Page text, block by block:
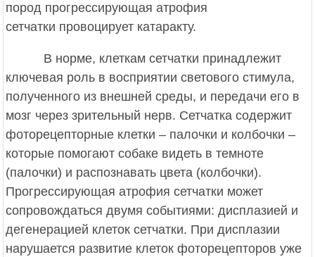
пород прогрессирующая атрофия
сетчатки провоцирует катаракту.
В норме, клеткам сетчатки принадлежит
ключевая роль в восприятии светового стимула,
полученного из внешней среды, и передачи его в
мозг через зрительный нерв. Сетчатка содержит
фоторецепторные клетки – палочки и колбочки –
которые помогают собаке видеть в темноте
(палочки) и распознавать цвета (колбочки).
Прогрессирующая атрофия сетчатки может
сопровождаться двумя событиями: дисплазией и
дегенерацией клеток сетчатки. При дисплазии
нарушается развитие клеток фоторецепторов уже